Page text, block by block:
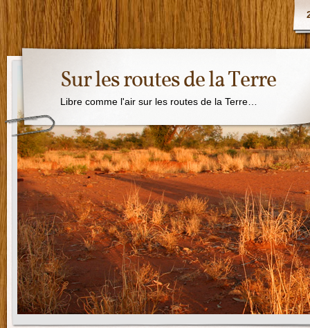
Sur les routes de la Terre
Libre comme l'air sur les routes de la Terre…